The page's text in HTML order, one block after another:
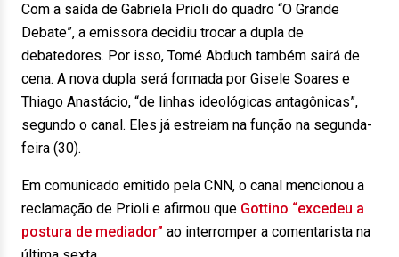
Com a saída de Gabriela Prioli do quadro “O Grande
Debate”, a emissora decidiu trocar a dupla de
debatedores. Por isso, Tomé Abduch também sairá de
cena. A nova dupla será formada por Gisele Soares e
Thiago Anastácio, “de linhas ideológicas antagônicas”,
segundo o canal. Eles já estreiam na função na segunda-
feira (30).
Em comunicado emitido pela CNN, o canal mencionou a
reclamação de Prioli e afirmou que Gottino “excedeu a
postura de mediador” ao interromper a comentarista na